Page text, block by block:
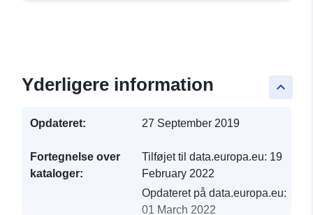
keyboard_arrow_up
Yderligere information
Opdateret: 27 September 2019
Fortegnelse over
kataloger:
Tilføjet til data.europa.eu: 19
February 2022
Opdateret på data.europa.eu:
01 March 2022